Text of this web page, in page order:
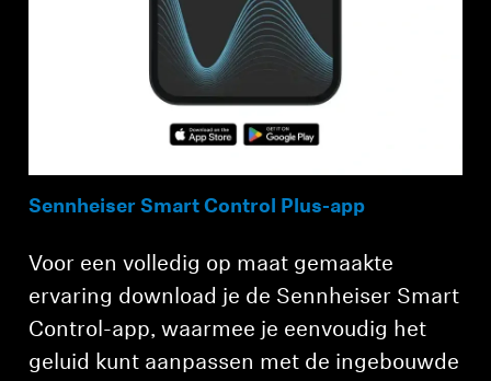
Sennheiser Smart Control Plus-app
Voor een volledig op maat gemaakte
ervaring download je de Sennheiser Smart
Control-app, waarmee je eenvoudig het
geluid kunt aanpassen met de ingebouwde